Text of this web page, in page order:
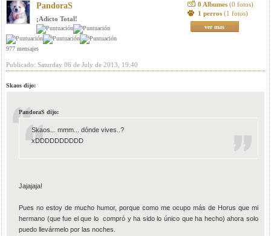
PandoraS
¡Adicto Total!
977 mensajes
0 Albumes (0 fotos)
1 perros (1 fotos)
ver mas
Publicado: Saturday 06 de July de 2013, 19:40
Skaos dijo:
PandoraS dijo:
Skaos... mmm... dónde vives..?
xDDDDDDDDDD
Jajajaja!
Pues no estoy de mucho humor, porque como me ocupo más de Horus que mi
hermano (que fue el que lo compró y ha sido lo único que ha hecho) ahora solo
puedo llevármelo por las noches.